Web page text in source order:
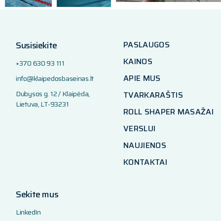
Susisiekite
+370 630 93 111
info@klaipedosbaseinas.lt
Dubysos g. 12 / Klaipėda,
Lietuva, LT-93231
PASLAUGOS
KAINOS
APIE MUS
TVARKARAŠTIS
ROLL SHAPER MASAŽAI
VERSLUI
NAUJIENOS
KONTAKTAI
Sekite mus
LinkedIn